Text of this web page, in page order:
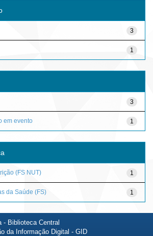
3
1
3
1
em evento
1
(FS NUT)
1
da Saúde (FS)
- Biblioteca Central
da Informação Digital - GID